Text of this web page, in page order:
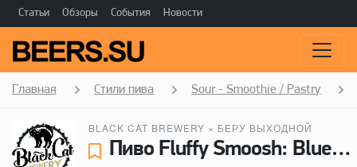
Статьи Обзоры События Новости
Главная Стили пива Sour - Smoothie / Pastry
BLACK CAT BREWERY × БЕРУ ВЫХОДНОЙ
Пиво Fluffy Smoosh: Blueberry Pie - Black Cat Brewery, Беру Выходной